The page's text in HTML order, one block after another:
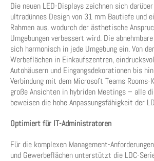
Die neuen LED-Displays zeichnen sich
ultradünnes Design von 31 mm Bautiefe und
Rahmen aus, wodurch der ästhetische
Umgebungen verbessert wird. Die
sich harmonisch in jede Umgebung ein. Von
Werbeflächen in Einkaufszentren,
Autohäusern und Eingangsdekorationen bis
Verbindung mit dem Microsoft Teams
große Ansichten in hybriden Meetings – alle
beweisen die hohe Anpassungsfähigkeit der
Optimiert für IT-Administratoren
Für die komplexen Management-
und Gewerbeflächen unterstützt die LDC-